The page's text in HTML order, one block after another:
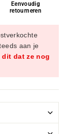
Eenvoudig
retourneren
aan je
dit dat ze nog